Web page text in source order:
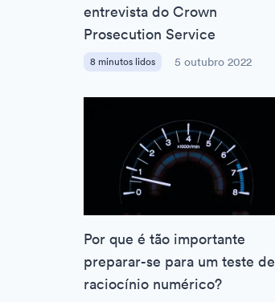
entrevista do Crown
Prosecution Service
8 minutos lidos 5 outubro 2022
Por que é tão importante
preparar-se para um teste de
raciocínio numérico?